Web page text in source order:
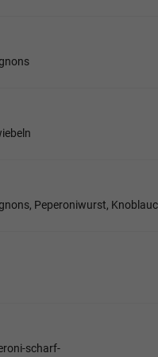
Peperoniwurst,
scharf-